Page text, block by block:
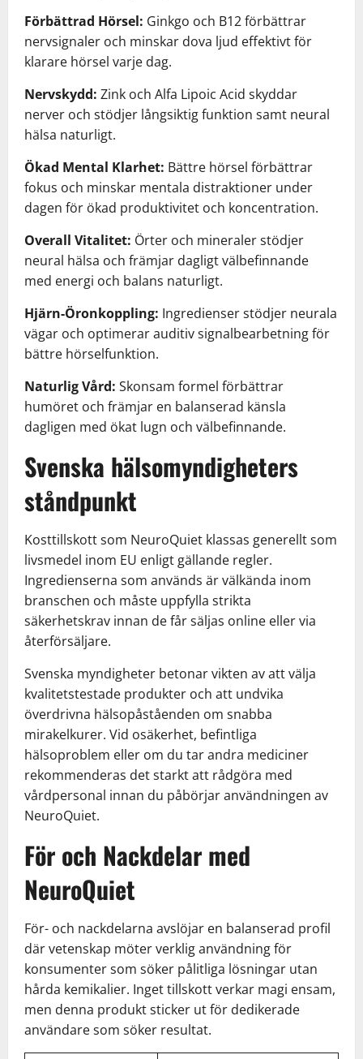
Förbättrad Hörsel: Ginkgo och B12 förbättrar
nervsignaler och minskar dova ljud effektivt för
klarare hörsel varje dag.
Nervskydd: Zink och Alfa Lipoic Acid skyddar
nerver och stödjer långsiktig funktion samt neural
hälsa naturligt.
Ökad Mental Klarhet: Bättre hörsel förbättrar
fokus och minskar mentala distraktioner under
dagen för ökad produktivitet och koncentration.
Overall Vitalitet: Örter och mineraler stödjer
neural hälsa och främjar dagligt välbefinnande
med energi och balans naturligt.
Hjärn-Öronkoppling: Ingredienser stödjer neurala
vägar och optimerar auditiv signalbearbetning för
bättre hörselfunktion.
Naturlig Vård: Skonsam formel förbättrar
humöret och främjar en balanserad känsla
dagligen med ökat lugn och välbefinnande.
Svenska hälsomyndigheters
ståndpunkt
Kosttillskott som NeuroQuiet klassas generellt som
livsmedel inom EU enligt gällande regler.
Ingredienserna som används är välkända inom
branschen och måste uppfylla strikta
säkerhetskrav innan de får säljas online eller via
återförsäljare.
Svenska myndigheter betonar vikten av att välja
kvalitetstestade produkter och att undvika
överdrivna hälsopåståenden om snabba
mirakelkurer. Vid osäkerhet, befintliga
hälsoproblem eller om du tar andra mediciner
rekommenderas det starkt att rådgöra med
vårdpersonal innan du påbörjar användningen av
NeuroQuiet.
För och Nackdelar med
NeuroQuiet
För- och nackdelarna avslöjar en balanserad profil
där vetenskap möter verklig användning för
konsumenter som söker pålitliga lösningar utan
hårda kemikalier. Inget tillskott verkar magi ensam,
men denna produkt sticker ut för dedikerade
användare som söker resultat.